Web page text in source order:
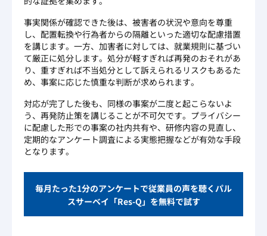
事実関係が確認できた後は、被害者の状況や意向を尊重
し、配置転換や行為者からの隔離といった適切な配慮措置
を講じます。一方、加害者に対しては、就業規則に基づい
て厳正に処分します。処分が軽すぎれば再発のおそれがあ
り、重すぎれば不当処分として訴えられるリスクもあるた
め、事案に応じた慎重な判断が求められます。
対応が完了した後も、同様の事案が二度と起こらないよ
う、再発防止策を講じることが不可欠です。プライバシー
に配慮した形での事案の社内共有や、研修内容の見直し、
定期的なアンケート調査による実態把握などが有効な手段
となります。
毎月たった1分のアンケートで従業員の声を聴くパル
スサーベイ「Res-Q」を無料で試す